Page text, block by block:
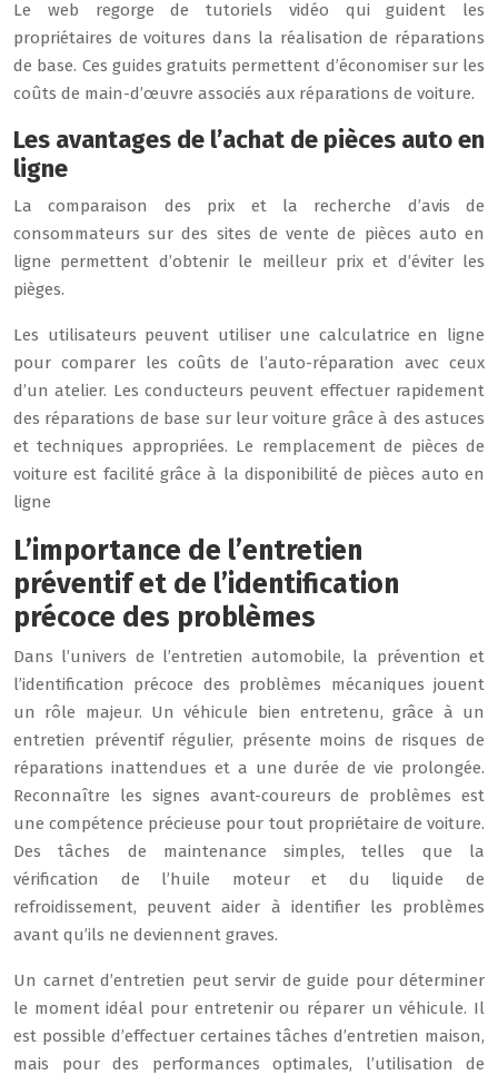
Le web regorge de tutoriels vidéo qui guident les
propriétaires de voitures dans la réalisation de réparations
de base. Ces guides gratuits permettent d’économiser sur les
coûts de main-d’œuvre associés aux réparations de voiture.
Les avantages de l’achat de pièces auto en
ligne
La comparaison des prix et la recherche d’avis de
consommateurs sur des sites de vente de pièces auto en
ligne permettent d’obtenir le meilleur prix et d’éviter les
pièges.
Les utilisateurs peuvent utiliser une calculatrice en ligne
pour comparer les coûts de l’auto-réparation avec ceux
d’un atelier. Les conducteurs peuvent effectuer rapidement
des réparations de base sur leur voiture grâce à des astuces
et techniques appropriées. Le remplacement de pièces de
voiture est facilité grâce à la disponibilité de pièces auto en
ligne
L’importance de l’entretien
préventif et de l’identification
précoce des problèmes
Dans l’univers de l’entretien automobile, la prévention et
l’identification précoce des problèmes mécaniques jouent
un rôle majeur. Un véhicule bien entretenu, grâce à un
entretien préventif régulier, présente moins de risques de
réparations inattendues et a une durée de vie prolongée.
Reconnaître les signes avant-coureurs de problèmes est
une compétence précieuse pour tout propriétaire de voiture.
Des tâches de maintenance simples, telles que la
vérification de l’huile moteur et du liquide de
refroidissement, peuvent aider à identifier les problèmes
avant qu’ils ne deviennent graves.
Un carnet d’entretien peut servir de guide pour déterminer
le moment idéal pour entretenir ou réparer un véhicule. Il
est possible d’effectuer certaines tâches d’entretien maison,
mais pour des performances optimales, l’utilisation de